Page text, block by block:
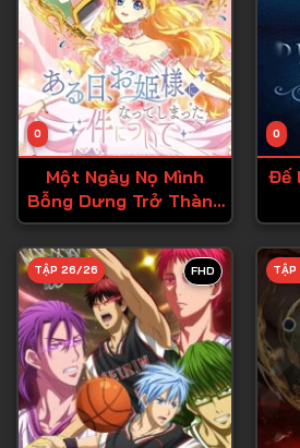
Tập 33
Tập 34
Tập 35
Tập 36
Tập 38
Tập 39
Tập 40
Tập 41
Tập 42
Tập 43
Tập 44
0
Một Ngày Nọ Mình
Bỗng Dưng Trở Thành
Công Chúa
0
Đế
FHD
TẬP 26/26 TẬP